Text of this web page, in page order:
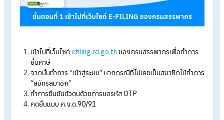
วิธียื่นภาษีออนไลน์ฉบับง่าย ๆ ด้วยตนเอง
ขั้นตอนที่ 1 เข้าไปที่เว็บไซต์ E-FILING ของกรม
สรรพากร